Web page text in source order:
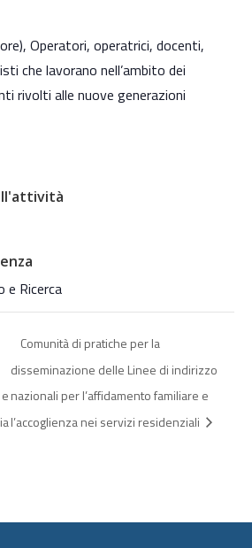
Operatori, operatrici, docenti,
che lavorano nell’ambito dei
rivolti alle nuove generazioni
e Ricerca
Comunità di pratiche per la
disseminazione delle Linee di indirizzo
nazionali per l’affidamento familiare e
l’accoglienza nei servizi residenziali